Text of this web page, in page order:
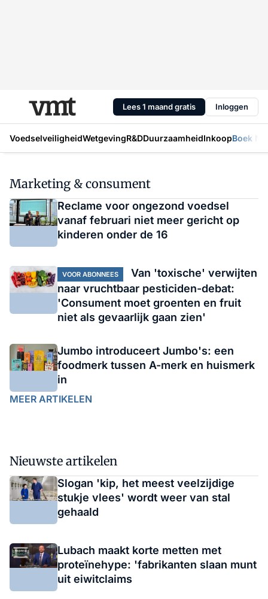
Lees 1 maand gratis Inloggen
VoedselveiligheidWetgevingR&DDuurzaamheidInkoopBoek
Marketing & consument
Reclame voor ongezond voedsel
vanaf februari niet meer gericht op
kinderen onder de 16
VOOR ABONNEES
Van 'toxische' verwijten
naar vruchtbaar pesticiden-debat:
'Consument moet groenten en fruit
niet als gevaarlijk gaan zien'
Jumbo introduceert Jumbo's: een
foodmerk tussen A-merk en huismerk
in
MEER ARTIKELEN
Nieuwste artikelen
Slogan 'kip, het meest veelzijdige
stukje vlees' wordt weer van stal
gehaald
Lubach maakt korte metten met
proteïnehype: 'fabrikanten slaan munt
uit eiwitclaims